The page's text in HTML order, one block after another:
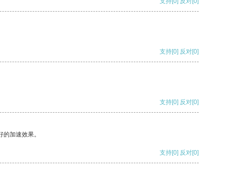
支持[0] 反对[0]
支持[0] 反对[0]
加速效果。
支持[0] 反对[0]